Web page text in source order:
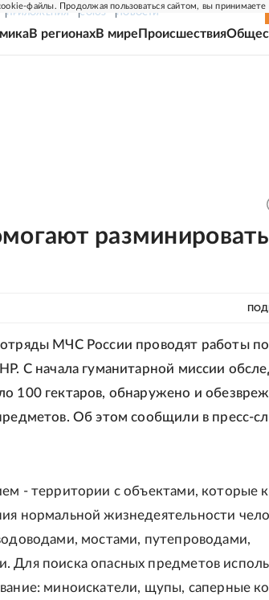
файлы. Продолжая пользоваться сайтом, вы принимаете
ПРИЛОЖЕНИЯ СОЮЗ НОВОСТИ
В регионахВ мире Происшествия
разминировать
МЧС России проводят работы по
С начала гуманитарной миссии
100 гектаров, обнаружено и
Об этом сообщили в пресс-
- территории с объектами, которые
нормальной жизнедеятельности
мостами, путепроводами,
поиска опасных предметов
миноискатели, щупы, саперные